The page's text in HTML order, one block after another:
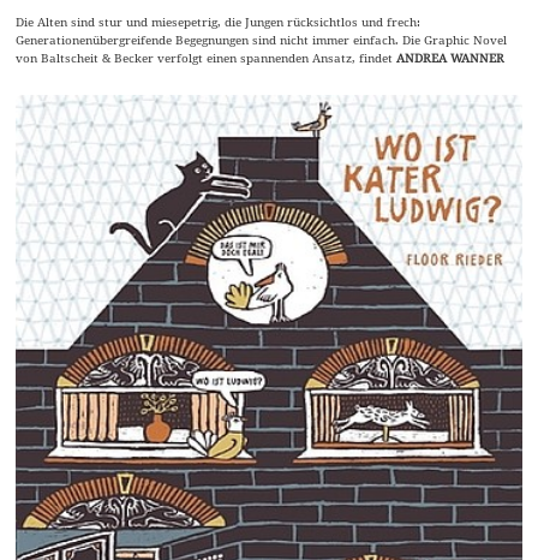
Die Alten sind stur und miesepetrig, die Jungen rücksichtlos und frech:
Generationenübergreifende Begegnungen sind nicht immer einfach. Die Graphic Novel
von Baltscheit & Becker verfolgt einen spannenden Ansatz, findetANDREA WANNER